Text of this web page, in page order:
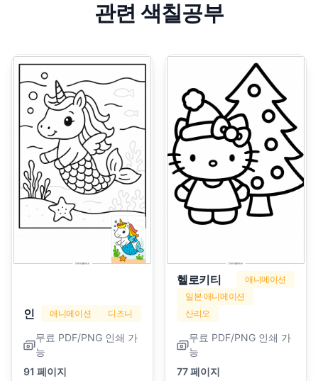
관련 색칠공부
애니메이션 디즈니
무료 PDF/PNG 인쇄 가
능
91 페이지
헬로키티
애니메이션
일본 애니메이션
산리오
무료 PDF/PNG 인쇄 가
능
77 페이지